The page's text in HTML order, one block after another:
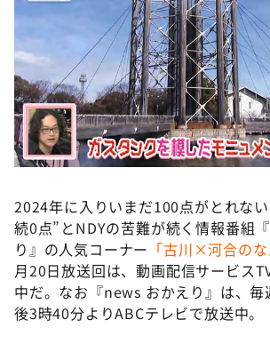
2024年に入りいまだ100点がとれな
続0点”とNDYの苦難が続く情報番組
り』の人気コーナー 「古川×河合の
月20日放送回は、動画配信サービス
中だ。なお『news おかえり』は、毎
後3時40分よりABCテレビで放送中。